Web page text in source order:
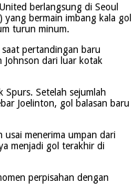
berlangsung di Seoul
bermain imbang kala gol
turun minum.
pertandingan baru
Johnson dari luar kotak
Spurs. Setelah sejumlah
Joelinton, gol balasan baru
usai menerima umpan dari
menjadi gol terakhir di
perpisahan dengan